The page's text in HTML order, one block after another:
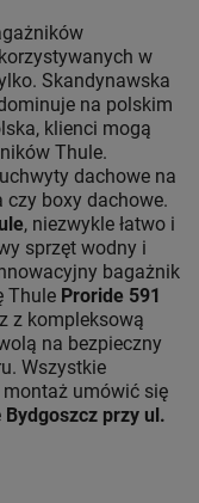
w
Skandynawska
na polskim
klienci mogą
Thule.
dachowe na
czy boxy dachowe.
, niezwykle łatwo i
sprzęt wodny i
bagażnik
Thule Proride 591
z kompleksową
na bezpieczny
Wszystkie
umówić się
Bydgoszcz przy ul.